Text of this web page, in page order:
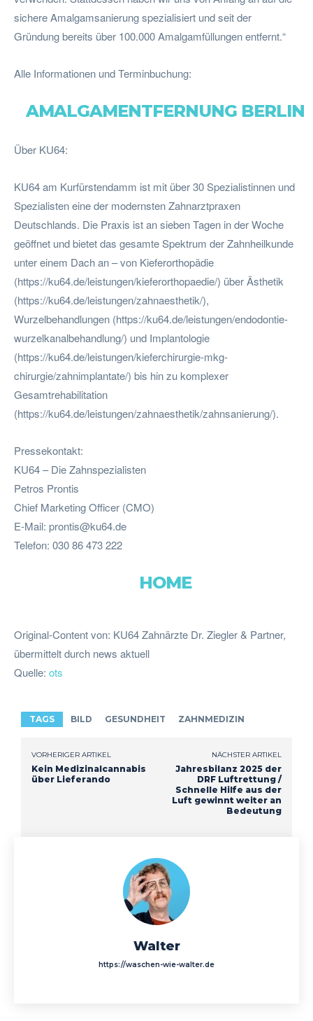
sichere Amalgamsanierung spezialisiert und seit der
Gründung bereits über 100.000 Amalgamfüllungen entfernt.“
Alle Informationen und Terminbuchung:
AMALGAMENTFERNUNG BERLIN
Über KU64:
KU64 am Kurfürstendamm ist mit über 30 Spezialistinnen und
Spezialisten eine der modernsten Zahnarztpraxen
Deutschlands. Die Praxis ist an sieben Tagen in der Woche
geöffnet und bietet das gesamte Spektrum der Zahnheilkunde
unter einem Dach an – von Kieferorthopädie
(https://ku64.de/leistungen/kieferorthopaedie/) über Ästhetik
(https://ku64.de/leistungen/zahnaesthetik/),
Wurzelbehandlungen (https://ku64.de/leistungen/endodontie-
wurzelkanalbehandlung/) und Implantologie
(https://ku64.de/leistungen/kieferchirurgie-mkg-
chirurgie/zahnimplantate/) bis hin zu komplexer
Gesamtrehabilitation
(https://ku64.de/leistungen/zahnaesthetik/zahnsanierung/).
Pressekontakt:
KU64 – Die Zahnspezialisten
Petros Prontis
Chief Marketing Officer (CMO)
E-Mail: prontis@ku64.de
Telefon: 030 86 473 222
HOME
Original-Content von: KU64 Zahnärzte Dr. Ziegler & Partner,
übermittelt durch news aktuell
Quelle: ots
TAGS BILD GESUNDHEIT ZAHNMEDIZIN
VORHERIGER ARTIKEL
Kein Medizinalcannabis
über Lieferando
NÄCHSTER ARTIKEL
Jahresbilanz 2025 der
DRF Luftrettung /
Schnelle Hilfe aus der
Luft gewinnt weiter an
Bedeutung
Walter
https://waschen-wie-walter.de